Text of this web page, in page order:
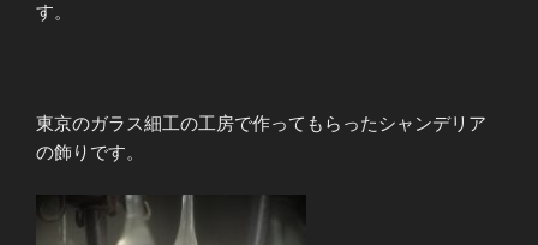
す。
東京のガラス細工の工房で作ってもらったシャンデリア
の飾りです。